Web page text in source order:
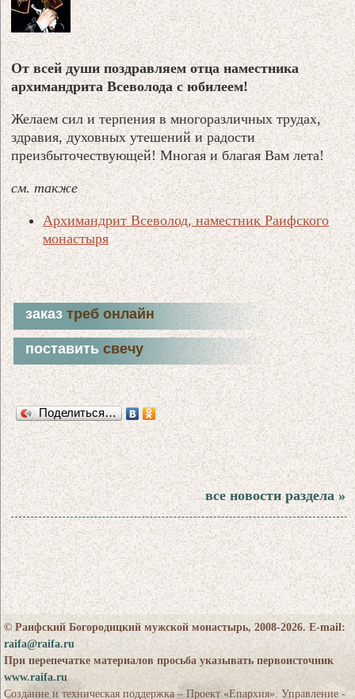
От всей души поздравляем отца наместника
архимандрита Всеволода с юбилеем!
Желаем сил и терпения в многоразличных трудах,
здравия, духовных утешений и радости
преизбыточествующей! Многая и благая Вам лета!
см. также
Архимандрит Всеволод, наместник Раифского
монастыря
заказтреб онлайн
поставитьсвечу
Поделиться…
все новости раздела »
© Раифский Богородицкий мужской монастырь, 2008-2026. E-mail:
raifa@raifa.ru
При перепечатке материалов просьба указывать первоисточник
www.raifa.ru
Создание и техническая поддержка – Проект «Епархия». Управление -